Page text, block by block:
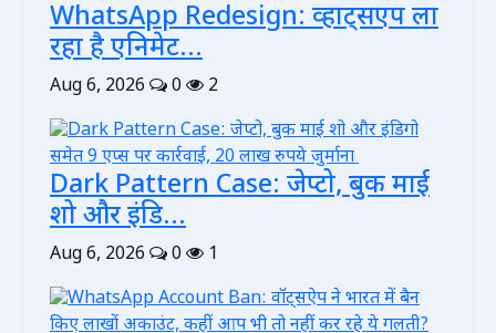
WhatsApp Redesign: व्हाट्सएप ला
रहा है एनिमेट...
Aug 6, 2026 0 2
Dark Pattern Case: जेप्टो, बुक माई
शो और इंडि...
Aug 6, 2026 0 1